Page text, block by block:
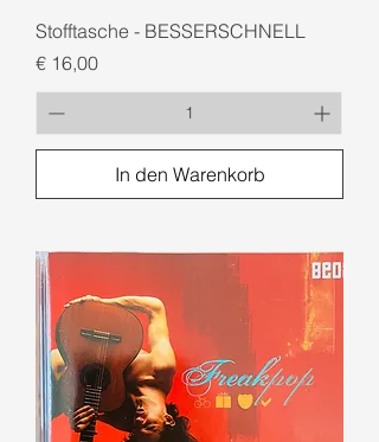
Stofftasche - BESSERSCHNELL
Preis
€ 16,00
In den Warenkorb